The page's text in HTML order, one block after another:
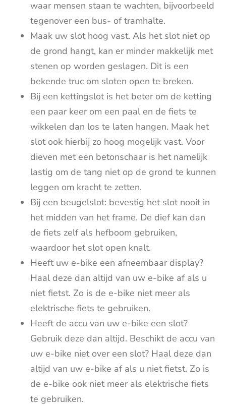
waar mensen staan te wachten, bijvoorbeeld
tegenover een bus- of tramhalte.
Maak uw slot hoog vast. Als het slot niet op
de grond hangt, kan er minder makkelijk met
stenen op worden geslagen. Dit is een
bekende truc om sloten open te breken.
Bij een kettingslot is het beter om de ketting
een paar keer om een paal en de fiets te
wikkelen dan los te laten hangen. Maak het
slot ook hierbij zo hoog mogelijk vast. Voor
dieven met een betonschaar is het namelijk
lastig om de tang niet op de grond te kunnen
leggen om kracht te zetten.
Bij een beugelslot: bevestig het slot nooit in
het midden van het frame. De dief kan dan
de fiets zelf als hefboom gebruiken,
waardoor het slot open knalt.
Heeft uw e-bike een afneembaar display?
Haal deze dan altijd van uw e-bike af als u
niet fietst. Zo is de e-bike niet meer als
elektrische fiets te gebruiken.
Heeft de accu van uw e-bike een slot?
Gebruik deze dan altijd. Beschikt de accu van
uw e-bike niet over een slot? Haal deze dan
altijd van uw e-bike af als u niet fietst. Zo is
de e-bike ook niet meer als elektrische fiets
te gebruiken.